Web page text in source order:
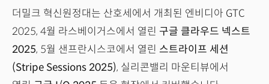
더밀크 혁신원정대는 산호세에서 개최된 엔비디아 GTC
2025, 4월 라스베이거스에서 열린 구글 클라우드 넥스트
2025, 5월 샌프란시스코에서 열린 스트라이프 세션
(Stripe Sessions 2025), 실리콘밸리 마운티뷰에서